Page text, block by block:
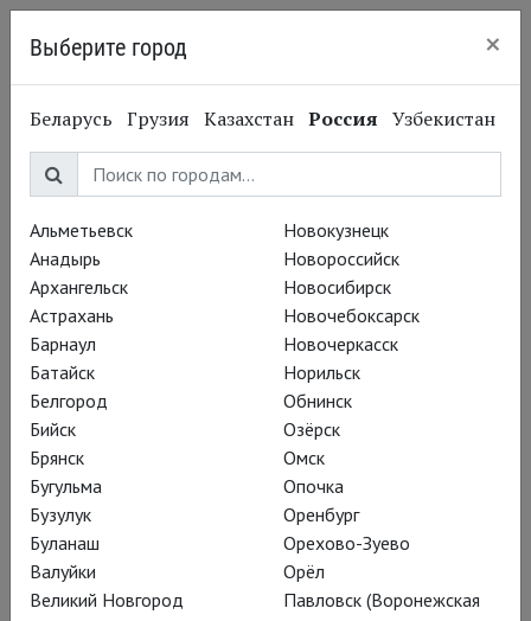
Вадим Рутковский
Медленный Пушкин
Выберите город ×
Беларусь Грузия Казахстан Россия Узбекистан
Альметьевск
Анадырь
Архангельск
Астрахань
Барнаул
Батайск
Белгород
Бийск
Брянск
Бугульма
Бузулук
Буланаш
Валуйки
Великий Новгород
Новокузнецк
Новороссийск
Новосибирск
Новочебоксарск
Новочеркасск
Норильск
Обнинск
Озёрск
Омск
Опочка
Оренбург
Орехово-Зуево
Орёл
Павловск (Воронежская